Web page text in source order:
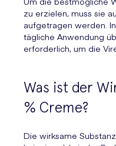
zu erzielen, muss sie
aufgetragen werden.
tägliche Anwendung
erforderlich, um die
Was ist der
% Creme?
Die wirksame